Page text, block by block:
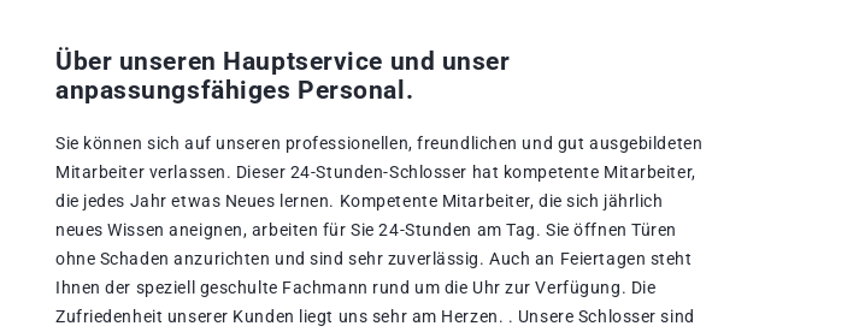
Über unseren Hauptservice und unser
anpassungsfähiges Personal.
Sie können sich auf unseren professionellen, freundlichen und gut ausgebildeten
Mitarbeiter verlassen. Dieser 24-Stunden-Schlosser hat kompetente Mitarbeiter,
die jedes Jahr etwas Neues lernen. Kompetente Mitarbeiter, die sich jährlich
neues Wissen aneignen, arbeiten für Sie 24-Stunden am Tag. Sie öffnen Türen
ohne Schaden anzurichten und sind sehr zuverlässig. Auch an Feiertagen steht
Ihnen der speziell geschulte Fachmann rund um die Uhr zur Verfügung. Die
Zufriedenheit unserer Kunden liegt uns sehr am Herzen. . Unsere Schlosser sind